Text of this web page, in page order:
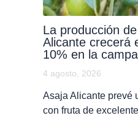
La producción
Alicante crecerá
10% en la
4 agosto, 2026
Asaja Alicante prevé
con fruta de